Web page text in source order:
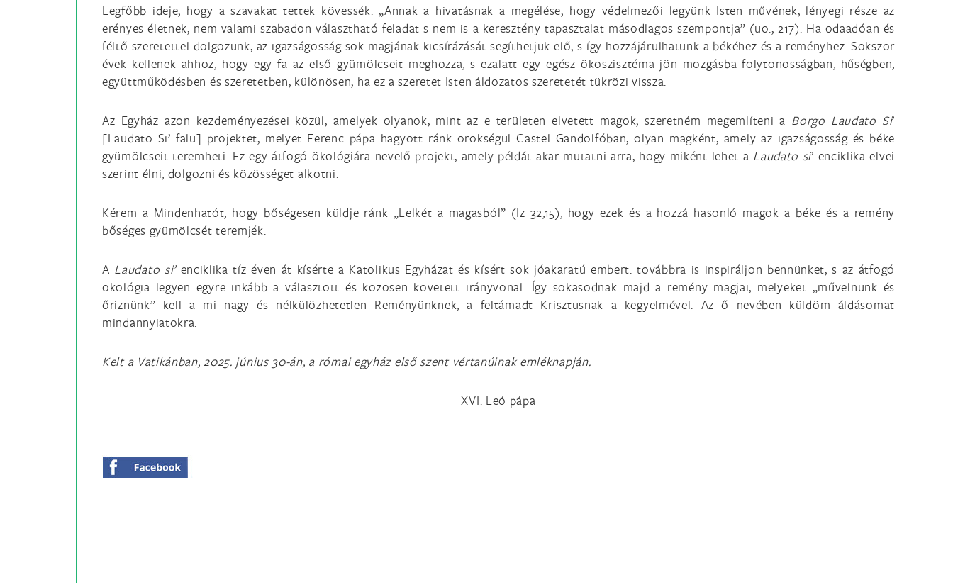
Legfőbb ideje, hogy a szavakat tettek kövessék. „Annak a hivatásnak a megélése, hogy védelmezői legyünk Isten művének, lényegi része az
erényes életnek, nem valami szabadon választható feladat s nem is a keresztény tapasztalat másodlagos szempontja” (uo., 217). Ha odaadóan és
féltő szeretettel dolgozunk, az igazságosság sok magjának kicsírázását segíthetjük elő, s így hozzájárulhatunk a békéhez és a reményhez. Sokszor
évek kellenek ahhoz, hogy egy fa az első gyümölcseit meghozza, s ezalatt egy egész ökoszisztéma jön mozgásba folytonosságban, hűségben,
együttműködésben és szeretetben, különösen, ha ez a szeretet Isten áldozatos szeretetét tükrözi vissza.
Az Egyház azon kezdeményezései közül, amelyek olyanok, mint az e területen elvetett magok, szeretném megemlíteni a Borgo Laudato Si’
[Laudato Si’ falu] projektet, melyet Ferenc pápa hagyott ránk örökségül Castel Gandolfóban, olyan magként, amely az igazságosság és béke
gyümölcseit teremheti. Ez egy átfogó ökológiára nevelő projekt, amely példát akar mutatni arra, hogy miként lehet a Laudato si’ enciklika elvei
szerint élni, dolgozni és közösséget alkotni.
Kérem a Mindenhatót, hogy bőségesen küldje ránk „Lelkét a magasból” (Iz 32,15), hogy ezek és a hozzá hasonló magok a béke és a remény
bőséges gyümölcsét teremjék.
A Laudato si’ enciklika tíz éven át kísérte a Katolikus Egyházat és kísért sok jóakaratú embert: továbbra is inspiráljon bennünket, s az átfogó
ökológia legyen egyre inkább a választott és közösen követett irányvonal. Így sokasodnak majd a remény magjai, melyeket „művelnünk és
őriznünk” kell a mi nagy és nélkülözhetetlen Reményünknek, a feltámadt Krisztusnak a kegyelmével. Az ő nevében küldöm áldásomat
mindannyiatokra.
Kelt a Vatikánban, 2025. június 30-án, a római egyház első szent vértanúinak emléknapján.
XVI. Leó pápa